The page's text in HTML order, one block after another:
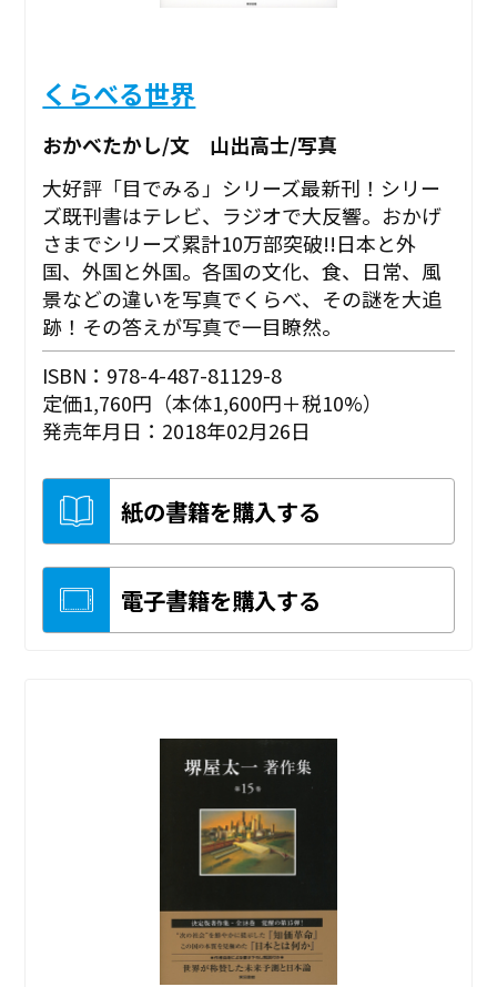
くらべる世界
おかべたかし/文 山出高士/写真
大好評「目でみる」シリーズ最新刊！シリー
ズ既刊書はテレビ、ラジオで大反響。おかげ
さまでシリーズ累計10万部突破!!日本と外
国、外国と外国。各国の文化、食、日常、風
景などの違いを写真でくらべ、その謎を大追
跡！その答えが写真で一目瞭然。
ISBN：978-4-487-81129-8
定価1,760円（本体1,600円＋税10%）
発売年月日：2018年02月26日
紙の書籍を購入する
電子書籍を購入する